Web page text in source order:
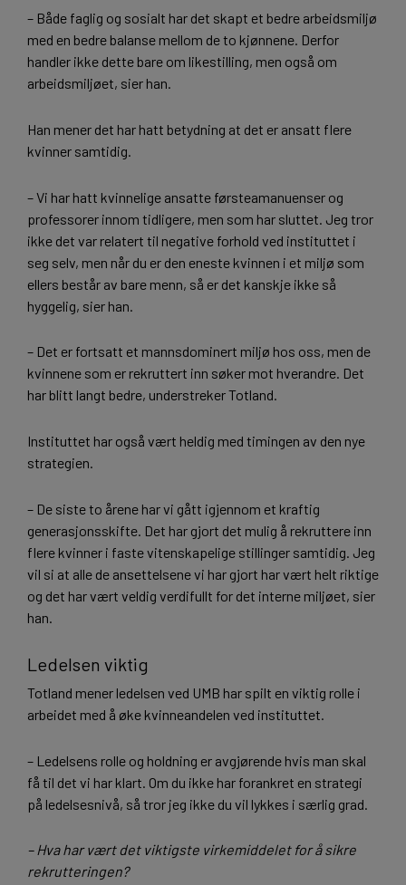
– Både faglig og sosialt har det skapt et bedre arbeidsmiljø
med en bedre balanse mellom de to kjønnene. Derfor
handler ikke dette bare om likestilling, men også om
arbeidsmiljøet, sier han.
Han mener det har hatt betydning at det er ansatt flere
kvinner samtidig.
– Vi har hatt kvinnelige ansatte førsteamanuenser og
professorer innom tidligere, men som har sluttet. Jeg tror
ikke det var relatert til negative forhold ved instituttet i
seg selv, men når du er den eneste kvinnen i et miljø som
ellers består av bare menn, så er det kanskje ikke så
hyggelig, sier han.
– Det er fortsatt et mannsdominert miljø hos oss, men de
kvinnene som er rekruttert inn søker mot hverandre. Det
har blitt langt bedre, understreker Totland.
Instituttet har også vært heldig med timingen av den nye
strategien.
– De siste to årene har vi gått igjennom et kraftig
generasjonsskifte. Det har gjort det mulig å rekruttere inn
flere kvinner i faste vitenskapelige stillinger samtidig. Jeg
vil si at alle de ansettelsene vi har gjort har vært helt riktige
og det har vært veldig verdifullt for det interne miljøet, sier
han.
Ledelsen viktig
Totland mener ledelsen ved UMB har spilt en viktig rolle i
arbeidet med å øke kvinneandelen ved instituttet.
– Ledelsens rolle og holdning er avgjørende hvis man skal
få til det vi har klart. Om du ikke har forankret en strategi
på ledelsesnivå, så tror jeg ikke du vil lykkes i særlig grad.
– Hva har vært det viktigste virkemiddelet for å sikre
rekrutteringen?